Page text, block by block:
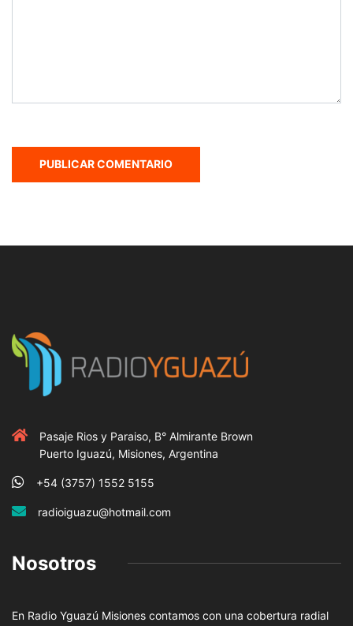
Pasaje Rios y Paraiso, B° Almirante Brown
Puerto Iguazú, Misiones, Argentina
+54 (3757) 1552 5155
radioiguazu@hotmail.com
Nosotros
En Radio Yguazú Misiones contamos con una cobertura radial